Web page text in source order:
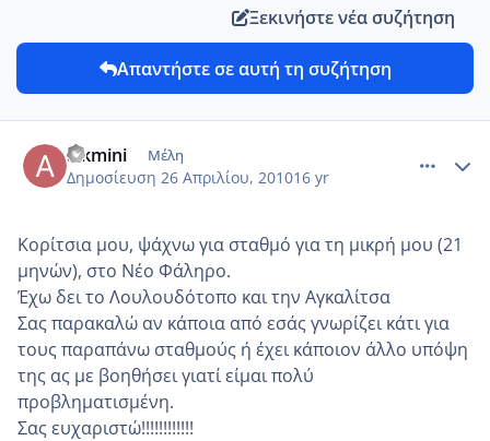
Ξεκινήστε νέα συζήτηση
Απαντήστε σε αυτή τη συζήτηση
alkmini Μέλη
Δημοσίευση 26 Απριλίου, 201016 yr
Κορίτσια μου, ψάχνω για σταθμό για τη μικρή μου (21
μηνών), στο Νέο Φάληρο.
Έχω δει το Λουλουδότοπο και την Αγκαλίτσα
Σας παρακαλώ αν κάποια από εσάς γνωρίζει κάτι για
τους παραπάνω σταθμούς ή έχει κάποιον άλλο υπόψη
της ας με βοηθήσει γιατί είμαι πολύ
προβληματισμένη.
Σας ευχαριστώ!!!!!!!!!!!!